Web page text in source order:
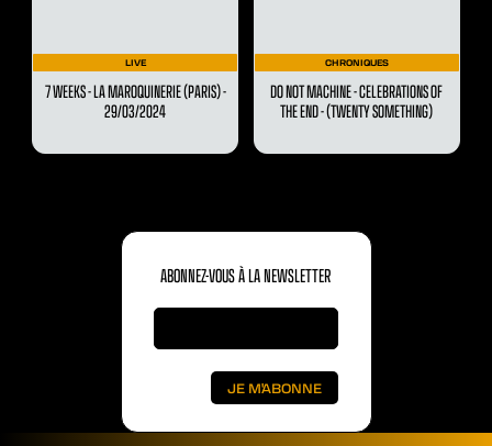
LIVE
7 WEEKS - LA MAROQUINERIE (PARIS) -
29/03/2024
CHRONIQUES
DO NOT MACHINE - CELEBRATIONS OF
THE END - (TWENTY SOMETHING)
ABONNEZ-VOUS À LA NEWSLETTER